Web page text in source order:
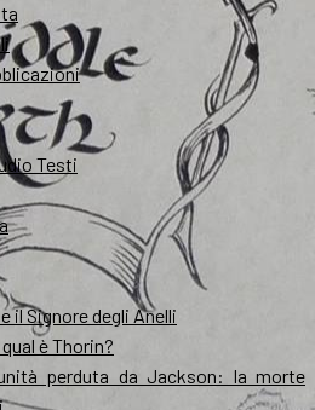
Testi
il Signore degli Anelli
è Thorin?
perduta da Jackson: la morte